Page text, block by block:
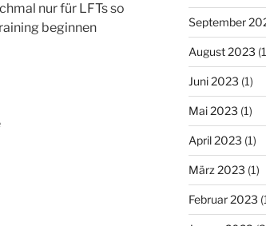
nur für LFTs so
beginnen
September
August 2023
Juni 2023 (1)
Mai 2023 (1)
April 2023 (1)
März 2023 (1)
Februar 2023